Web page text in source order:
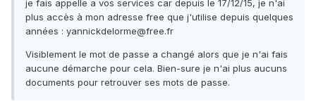
je fais appelle a vos services car depuis le 17/12/15, je n'ai
plus accès à mon adresse free que j'utilise depuis quelques
années : yannickdelorme@free.fr
Visiblement le mot de passe a changé alors que je n'ai fais
aucune démarche pour cela. Bien-sure je n'ai plus aucuns
documents pour retrouver ses mots de passe.